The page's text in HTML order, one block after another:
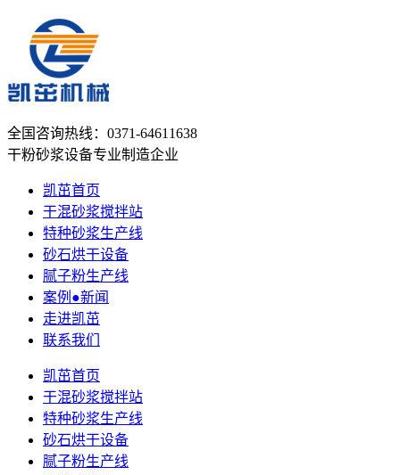
全国咨询热线： 0371-64611638
干粉砂浆设备专业制造企业
凯茁首页
干混砂浆搅拌站
特种砂浆生产线
砂石烘干设备
腻子粉生产线
案例●新闻
走进凯茁
联系我们
凯茁首页
干混砂浆搅拌站
特种砂浆生产线
砂石烘干设备
腻子粉生产线